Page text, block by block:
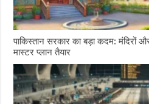
पाकिस्तान सरकार का बड़ा कदम: मंदिरों और
मास्टर प्लान तैयार